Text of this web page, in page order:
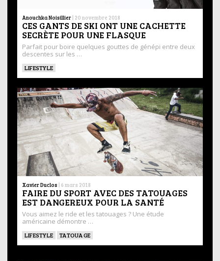
Anouchka Noisillier | 20 novembre 2018
CES GANTS DE SKI ONT UNE CACHETTE
SECRÈTE POUR UNE FLASQUE
Parfait pour boire quelques gouttes de génépi entre deux
descentes sur les …
LIFESTYLE
Xavier Duclos | 6 mars 2018
FAIRE DU SPORT AVEC DES TATOUAGES
EST DANGEREUX POUR LA SANTÉ
Vous aimez le ride et les tatouages ? Une étude
américaine démontre …
LIFESTYLE TATOUAGE